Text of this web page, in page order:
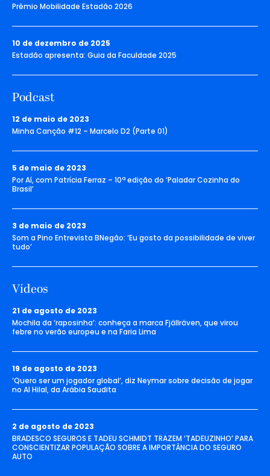
Prêmio Mobilidade Estadão 2026
10 de dezembro de 2025
Estadão apresenta: Guia da Faculdade 2025
Podcast
12 de maio de 2023
Minha Canção #12 – Marcelo D2 (Parte 01)
5 de maio de 2023
Por Aí, com Patrícia Ferraz – 10ª edição do ‘Paladar Cozinha do
Brasil’
3 de maio de 2023
Som a Pino Entrevista BNegão: ‘Eu gosto da possibilidade de viver
tudo’
Vídeos
21 de agosto de 2023
Mochila da ‘raposinha’: conheça a marca Fjällräven, que virou
febre no verão europeu e na Faria Lima
19 de agosto de 2023
‘Quero ser um jogador global’, diz Neymar sobre decisão de jogar
no Al Hilal, da Arábia Saudita
2 de agosto de 2023
BRADESCO SEGUROS E TADEU SCHMIDT TRAZEM ‘TADEUZINHO’ PARA
CONSCIENTIZAR POPULAÇÃO SOBRE A IMPORTÂNCIA DO SEGURO
AUTO